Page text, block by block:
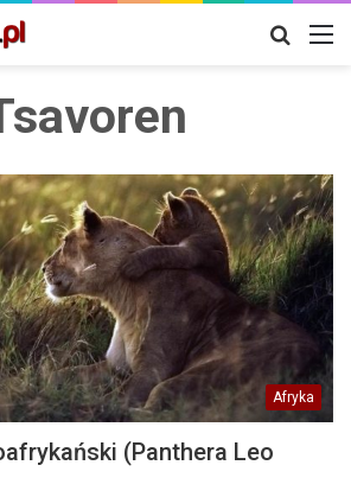
Szukaj
Afryka
(Panthera Leo